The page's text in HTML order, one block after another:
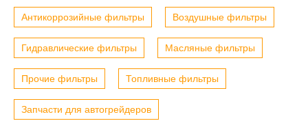
Антикоррозийные фильтры Воздушные фильтры
Гидравлические фильтры Масляные фильтры
Прочие фильтры Топливные фильтры
Запчасти для автогрейдеров